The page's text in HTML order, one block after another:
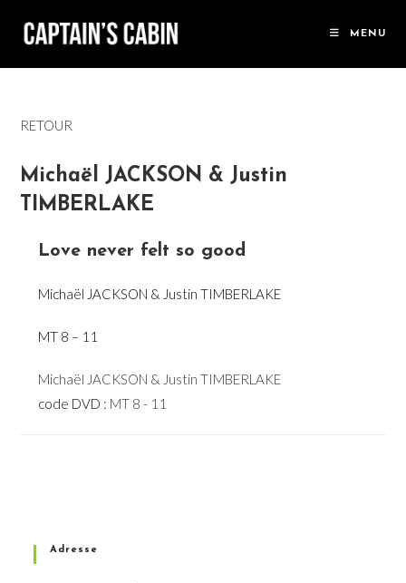
MENU
RETOUR
Michaël JACKSON & Justin
TIMBERLAKE
Love never felt so good
Michaël JACKSON & Justin TIMBERLAKE
MT 8 – 11
Michaël JACKSON & Justin TIMBERLAKE
code DVD : MT 8 - 11
Adresse